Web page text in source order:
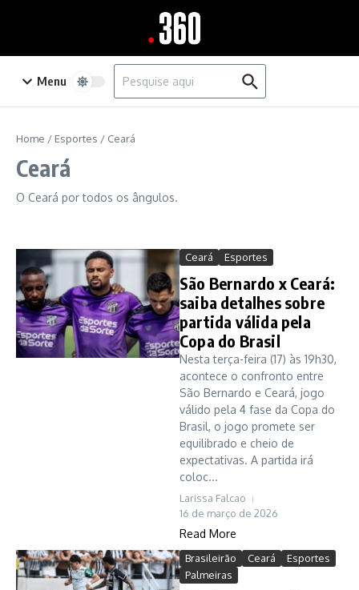
Menu
Procurar por:
Home / Esportes / Ceará
Ceará
O Ceará por todos os ângulos.
Ceará Esportes
São Bernardo x Ceará:
saiba detalhes sobre
partida válida pela
Copa do Brasil
Nesta terça-feira (17) às 19h30,
acontece o confronto entre
São Bernardo e Ceará, jogo
válido pela 4 fase da Copa do
Brasil, o jogo promete ser
equilibrado e cheio de
expectativas. A partida irá
coloc...
Larissa Falcao
16 de março de 2026
Read More
Brasileirão Ceará
Esportes
Palmeiras